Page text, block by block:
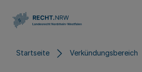
Startseite Verkündungsbereich